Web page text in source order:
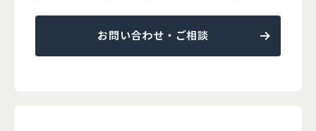
お問い合わせ・ご相談